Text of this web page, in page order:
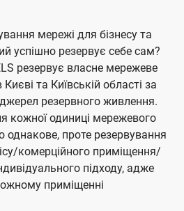
мережі для бізнесу та
успішно резервує себе сам?
резервує власне мережеве
та Київській області за
резервного живлення.
кожної одиниці мережевого
проте резервування
комерційного приміщення/
підходу, адже
приміщенні